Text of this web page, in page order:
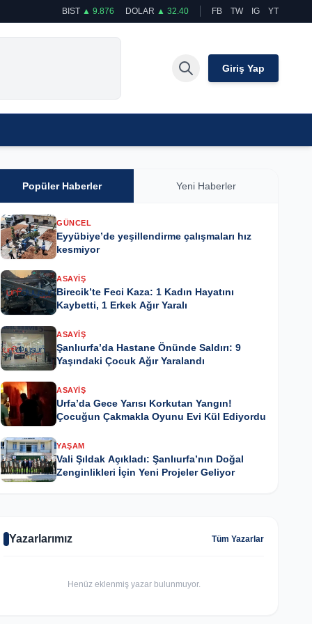
BIST ▲ 9.876 DOLAR ▲ 32.40 FB TW IG YT
Giriş Yap
Popüler Haberler Yeni Haberler
GÜNCEL
Eyyübiye’de yeşillendirme çalışmaları hız
kesmiyor
ASAYIŞ
Birecik’te Feci Kaza: 1 Kadın Hayatını
Kaybetti, 1 Erkek Ağır Yaralı
ASAYIŞ
Şanlıurfa’da Hastane Önünde Saldırı: 9
Yaşındaki Çocuk Ağır Yaralandı
ASAYIŞ
Urfa’da Gece Yarısı Korkutan Yangın!
Çocuğun Çakmakla Oyunu Evi Kül Ediyordu
YAŞAM
Vali Şıldak Açıkladı: Şanlıurfa’nın Doğal
Zenginlikleri İçin Yeni Projeler Geliyor
Yazarlarımız Tüm Yazarlar
Henüz eklenmiş yazar bulunmuyor.